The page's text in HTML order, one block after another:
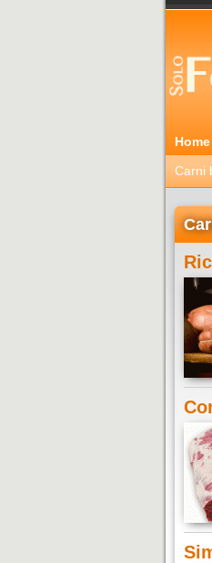
Home
Carni